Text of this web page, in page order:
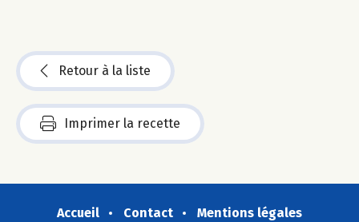
Retour à la liste
Imprimer la recette
Accueil Contact
Mentions légales